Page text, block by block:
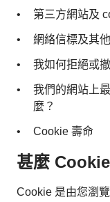
第三方網站及
網絡信標及其
我如何拒絕或
我們的網站上
麼？
Cookie 壽命
甚麼
Cookie 是由您瀏